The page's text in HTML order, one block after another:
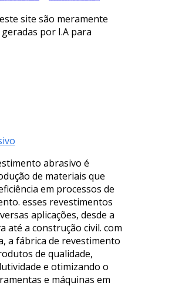
site são meramente
por I.A para
abrasivo é
de materiais que
em processos de
esses revestimentos
aplicações, desde a
até a construção civil. com
a fábrica de revestimento
de qualidade,
e otimizando o
e máquinas em